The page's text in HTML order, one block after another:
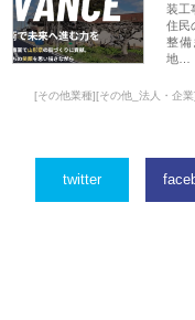
装工
住民
整備
地…
[その他業種][その他_法人・企業]
twitter